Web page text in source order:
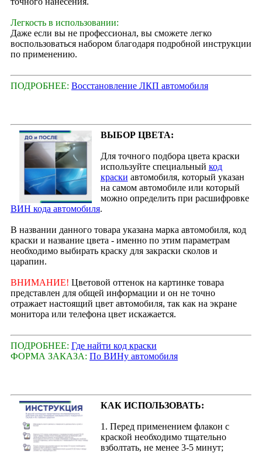
Легкость в использовании:
Даже если вы не профессионал, вы сможете легко
воспользоваться набором благодаря подробной инструкции
по применению.
ПОДРОБНЕЕ: Восстановление ЛКП автомобиля
ВЫБОР ЦВЕТА:
Для точного подбора цвета краски
используйте специальный код
краски автомобиля, который указан
на самом автомобиле или который
можно определить при расшифровке
ВИН кода автомобиля.
В названии данного товара указана марка автомобиля, код
краски и название цвета - именно по этим параметрам
необходимо выбирать краску для закраски сколов и
царапин.
ВНИМАНИЕ! Цветовой оттенок на картинке товара
представлен для общей информации и он не точно
отражает настоящий цвет автомобиля, так как на экране
монитора или телефона цвет искажается.
ПОДРОБНЕЕ: Где найти код краски
ФОРМА ЗАКАЗА: По ВИНу автомобиля
КАК ИСПОЛЬЗОВАТЬ:
1. Перед применением флакон с
краской необходимо тщательно
взболтать, не менее 3-5 минут;